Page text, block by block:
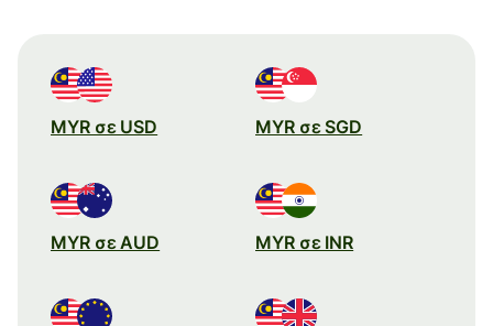
MYR σε USD MYR σε SGD
MYR σε AUD MYR σε INR